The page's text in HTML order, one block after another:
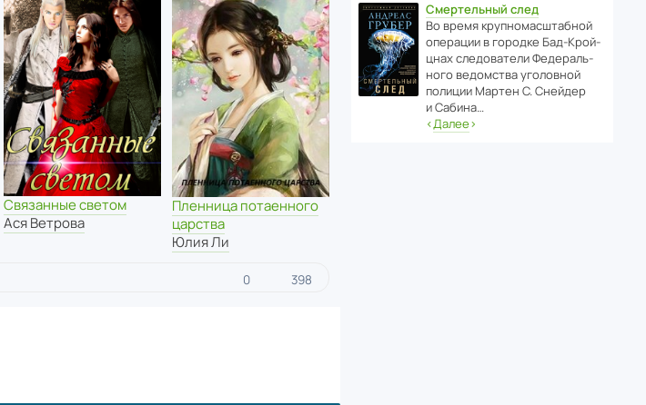
Связанные светом
Ася Ветрова
Пленница потаенного
царства
Юлия Ли
0 398
Смертельный след
Во время круп­но­мас­ш­та­бной
операции в городке Бад‑Крой­
цнах следо­ва­тели Феде­раль­
ного ведомства уголо­вной
полиции Мартен С. Снейдер
и Сабина…
‹Далее›